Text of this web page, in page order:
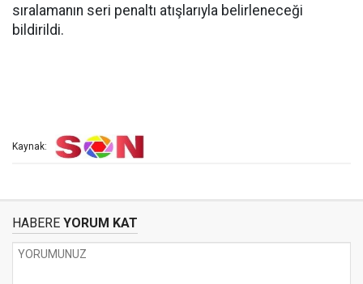
sıralamanın seri penaltı atışlarıyla belirleneceği
bildirildi.
Kaynak:
HABERE YORUM KAT